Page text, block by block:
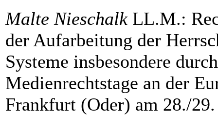
Malte NieschalkLL.M.:
der Aufarbeitung der
Systeme insbesondere
Medienrechtstage an der
Frankfurt (Oder) am 28./